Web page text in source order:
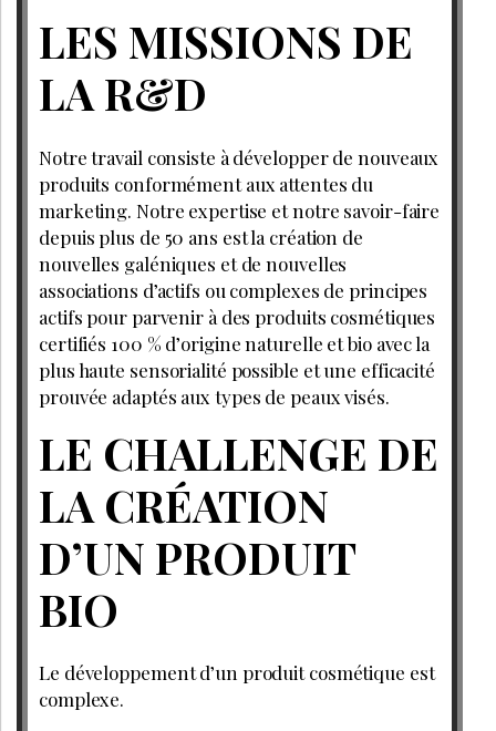
LES MISSIONS DE
LA R&D
Notre travail consiste à développer de nouveaux
produits conformément aux attentes du
marketing. Notre expertise et notre savoir-faire
depuis plus de 50 ans est la création de
nouvelles galéniques et de nouvelles
associations d’actifs ou complexes de principes
actifs pour parvenir à des produits cosmétiques
certifiés 100 % d’origine naturelle et bio avec la
plus haute sensorialité possible et une efficacité
prouvée adaptés aux types de peaux visés.
LE CHALLENGE DE
LA CRÉATION
D’UN PRODUIT
BIO
Le développement d’un produit cosmétique est
complexe.